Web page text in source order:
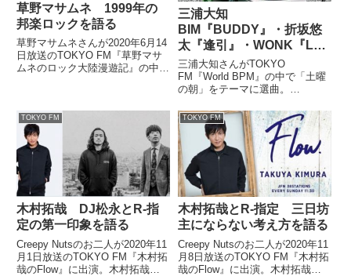
草野マサムネ 1999年の
邦楽ロックを語る
草野マサムネさんが2020年6月14
日放送のTOKYO FM『草野マサ
ムネのロック大陸漫遊記』の中で
して紹介していました。（草野マ
サムネ）毎週この時...
三浦大知
BIM『BUDDY』・折坂悠
太『逢引』・WONK『La
Di Da』を語る
三浦大知さんがTOKYO
FM『World BPM』の中で「土曜
の朝」をテーマに選曲。
PUNPEE』、折坂悠太『逢
引』、WONK『La Di Da feat.
MALIYA』の3曲を紹介していま
した。
TOKYO FM
木村拓哉 DJ松永とR-指
定の第一印象を語る
Creepy Nutsのお二人が2020年11
月1日放送のTOKYO FM『木村拓
哉のFlow』に出演。木村拓哉さ
TOKYO FM
木村拓哉とR-指定 三日坊
主にならない考え方を語る
Creepy Nutsのお二人が2020年11
月8日放送のTOKYO FM『木村拓
哉のFlow』に出演。木村拓哉さ